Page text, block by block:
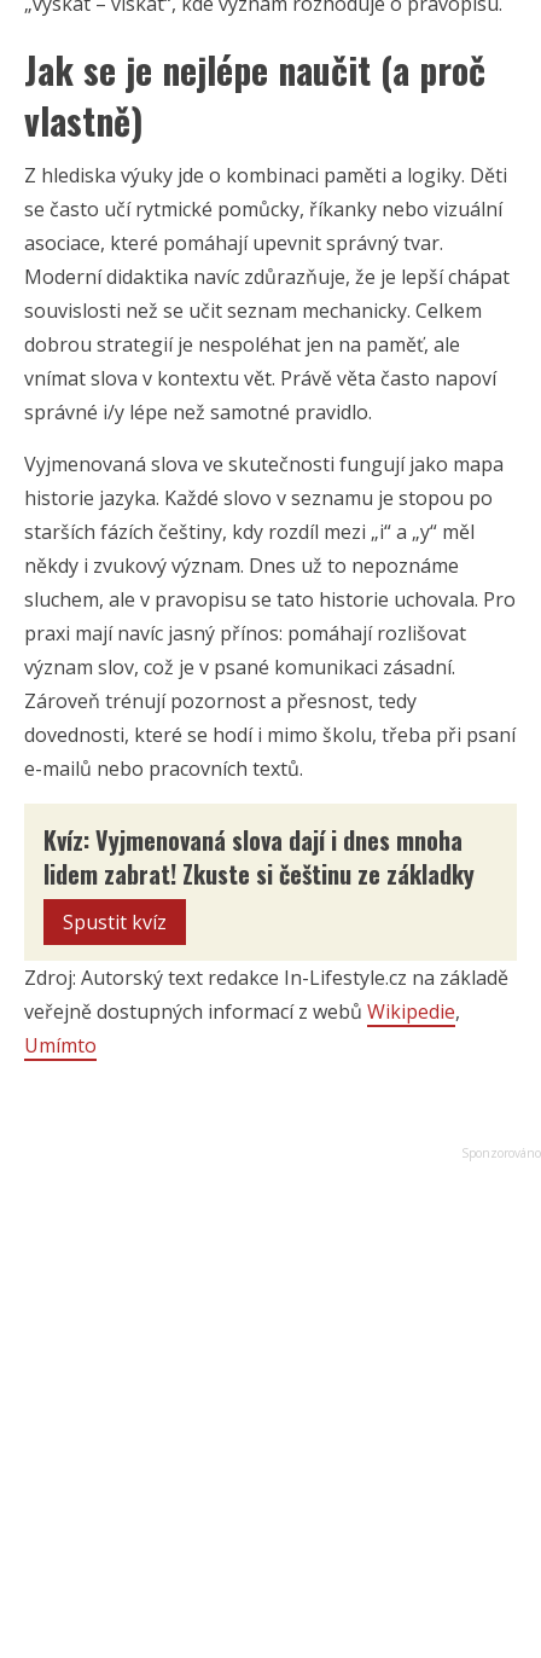
Jak se je nejlépe naučit (a proč
vlastně)
Z hlediska výuky jde o kombinaci paměti a logiky. Děti
se často učí rytmické pomůcky, říkanky nebo vizuální
asociace, které pomáhají upevnit správný tvar.
Moderní didaktika navíc zdůrazňuje, že je lepší chápat
souvislosti než se učit seznam mechanicky. Celkem
dobrou strategií je nespoléhat jen na paměť, ale
vnímat slova v kontextu vět. Právě věta často napoví
správné i/y lépe než samotné pravidlo.
Vyjmenovaná slova ve skutečnosti fungují jako mapa
historie jazyka. Každé slovo v seznamu je stopou po
starších fázích češtiny, kdy rozdíl mezi „i“ a „y“ měl
někdy i zvukový význam. Dnes už to nepoznáme
sluchem, ale v pravopisu se tato historie uchovala. Pro
praxi mají navíc jasný přínos: pomáhají rozlišovat
význam slov, což je v psané komunikaci zásadní.
Zároveň trénují pozornost a přesnost, tedy
dovednosti, které se hodí i mimo školu, třeba při psaní
e-mailů nebo pracovních textů.
Kvíz: Vyjmenovaná slova dají i dnes mnoha
lidem zabrat! Zkuste si češtinu ze základky
Spustit kvíz
Zdroj: Autorský text redakce In-Lifestyle.cz na základě
veřejně dostupných informací z webů Wikipedie,
Umímto